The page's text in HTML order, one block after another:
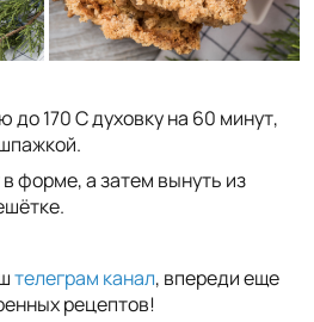
до 170 С духовку на 60 минут,
форме, а затем вынуть из
телеграм канал, впереди еще
рецептов!